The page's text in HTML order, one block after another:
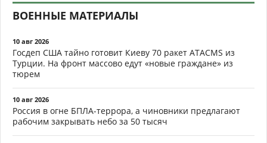
ВОЕННЫЕ МАТЕРИАЛЫ
10 авг 2026
Госдеп США тайно готовит Киеву 70 ракет ATACMS из
Турции. На фронт массово едут «новые граждане» из
тюрем
10 авг 2026
Россия в огне БПЛА-террора, а чиновники предлагают
рабочим закрывать небо за 50 тысяч